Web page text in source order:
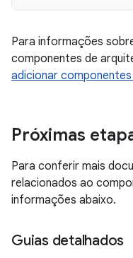
Para informações
componentes de
adicionar
Próximas
Para conferir mais
relacionados ao
informações abaixo.
Guias detalhados